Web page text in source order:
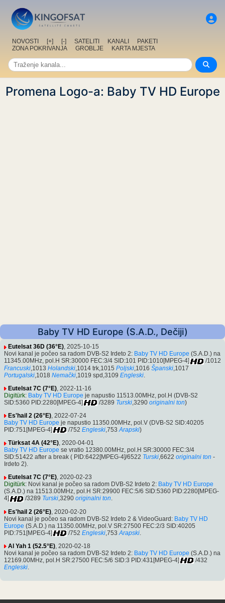
NOVOSTI [+] [-] SATELITI KANALI
PAKETI
ZONA POKRIVANJA
GROBLJE KARTA MJESTA
Promena Logo-a: Baby TV HD Europe
Baby TV HD Europe (S.A.D., Dečiji)
Eutelsat 36D (36°E), 2025-10-15
Novi kanal je počeo sa radom DVB-S2 Irdeto 2: Baby TV HD Europe (S.A.D.) na
11345.00MHz, pol.H SR:30000 FEC:3/4 SID:101 PID:1010[MPEG-4]
/1012
Francuski ,1013 Holandski ,1014 trk,1015 Poljski ,1016 Španski ,1017
Portugalski ,1018 Nemački ,1019 spd,3109 Engleski
Eutelsat 7C (7°E) , 2022-11-16
Digitürk: Baby TV HD Europe je napustio 11513.00MHz, pol.H (DVB-S2
SID:5360 PID:2280[MPEG-4]
/3289 Turski ,3290 originalni ton)
Es'hail 2 (26°E), 2022-07-24
Baby TV HD Europe je napustio 11350.00MHz, pol.V (DVB-S2 SID:40205
PID:751[MPEG-4]
/752 Engleski,753 Arapski)
Türksat 4A (42°E), 2020-04-01
Baby TV HD Europe se vratio 12380.00MHz, pol.H SR:30000 FEC:3/4
SID:51422 after a break ( PID:6422[MPEG-4]/6522 Turski,6622 originalni ton -
Irdeto 2).
Eutelsat 7C (7°E), 2020-02-23
Digitürk: Novi kanal je počeo sa radom DVB-S2 Irdeto 2: Baby TV HD Europe
(S.A.D.) na 11513.00MHz, pol.H SR:29900 FEC:5/6 SID:5360 PID:2280[MPEG-
4]
/3289 Turski,3290 originalni ton.
Es'hail 2 (26°E) , 2020-02-20
Novi kanal je počeo sa radom DVB-S2 Irdeto 2 & VideoGuard: Baby TV HD
Europe (S.A.D.) na 11350.00MHz, pol.V SR:27500 FEC:2/3 SID:40205
PID:751[MPEG-4]
/752 Engleski ,753 Arapski
Al Yah 1 (52.5°E), 2020-02-18
Novi kanal je počeo sa radom DVB-S2 Irdeto 2: Baby TV HD Europe (S.A.D.) na
12169.00MHz, pol.H SR:27500 FEC:5/6 SID:3 PID:431[MPEG-4]
/432
Engleski.